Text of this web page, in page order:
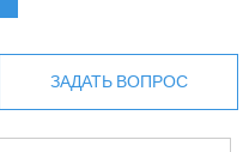
ЗАДАТЬ ВОПРОС